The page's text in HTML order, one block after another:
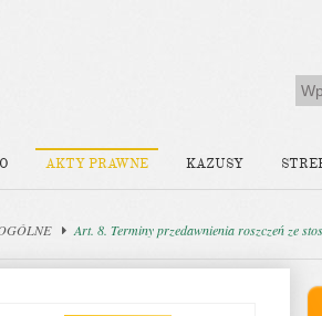
AKTY PRAWNE KAZUSY
Art. 8. Terminy przedawnienia roszczeń ze